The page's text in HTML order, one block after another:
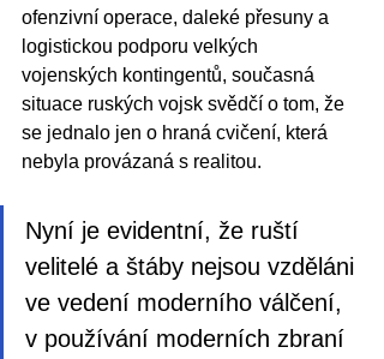
ofenzivní operace, daleké přesuny a
logistickou podporu velkých
vojenských kontingentů, současná
situace ruských vojsk svědčí o tom, že
se jednalo jen o hraná cvičení, která
nebyla provázaná s realitou.
Nyní je evidentní, že ruští
velitelé a štáby nejsou vzděláni
ve vedení moderního válčení,
v používání moderních zbraní